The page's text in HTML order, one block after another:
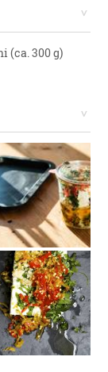
(ca. 300 g)